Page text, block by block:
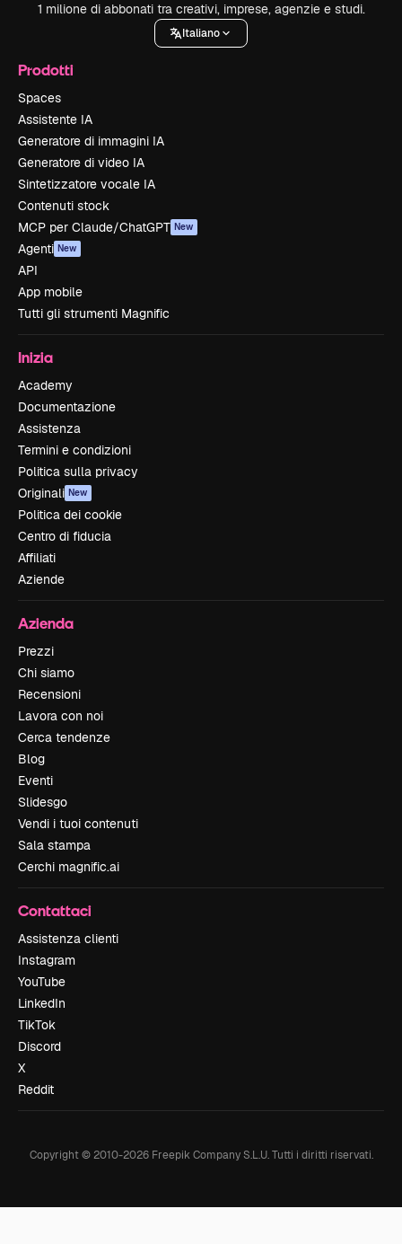
1 milione di abbonati tra creativi, imprese, agenzie e studi.
Italiano
Prodotti
Spaces
Assistente IA
Generatore di immagini IA
Generatore di video IA
Sintetizzatore vocale IA
Contenuti stock
MCP per Claude/ChatGPT New
Agenti New
API
App mobile
Tutti gli strumenti Magnific
Inizia
Academy
Documentazione
Assistenza
Termini e condizioni
Politica sulla privacy
Originali New
Politica dei cookie
Centro di fiducia
Affiliati
Aziende
Azienda
Prezzi
Chi siamo
Recensioni
Lavora con noi
Cerca tendenze
Blog
Eventi
Slidesgo
Vendi i tuoi contenuti
Sala stampa
Cerchi magnific.ai
Contattaci
Assistenza clienti
Instagram
YouTube
LinkedIn
TikTok
Discord
X
Reddit
Copyright © 2010-2026Freepik Company S.L.U. Tutti i diritti riservati.